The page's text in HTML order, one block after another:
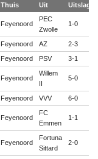
Thuis Uit Uitslag
Feyenoord
PEC
Zwolle
1-0
Feyenoord AZ 2-3
Feyenoord PSV 3-1
Feyenoord
Willem
II
5-0
Feyenoord VVV 6-0
Feyenoord
FC
Emmen
1-1
Feyenoord
Fortuna
Sittard
2-0